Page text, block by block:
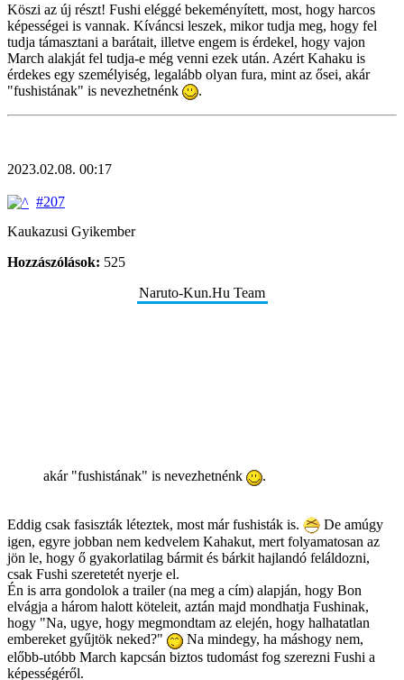
Köszi az új részt! Fushi eléggé bekeményített, most, hogy harcos
képességei is vannak. Kíváncsi leszek, mikor tudja meg, hogy fel
tudja támasztani a barátait, illetve engem is érdekel, hogy vajon
March alakját fel tudja-e még venni ezek után. Azért Kahaku is
érdekes egy személyiség, legalább olyan fura, mint az ősei, akár
"fushistának" is nevezhetnénk
.
2023.02.08. 00:17
#207
Kaukazusi Gyikember
Hozzászólások: 525
Naruto-Kun.Hu Team
akár "fushistának" is nevezhetnénk .
Eddig csak fasiszták léteztek, most már fushisták is.
De amúgy
igen, egyre jobban nem kedvelem Kahakut, mert folyamatosan az
jön le, hogy ő gyakorlatilag bármit és bárkit hajlandó feláldozni,
csak Fushi szeretetét nyerje el.
Én is arra gondolok a trailer (na meg a cím) alapján, hogy Bon
elvágja a három halott köteleit, aztán majd mondhatja Fushinak,
hogy "Na, ugye, hogy megmondtam az elején, hogy halhatatlan
embereket gyűjtök neked?"
Na mindegy, ha máshogy nem,
előbb-utóbb March kapcsán biztos tudomást fog szerezni Fushi a
képességéről.